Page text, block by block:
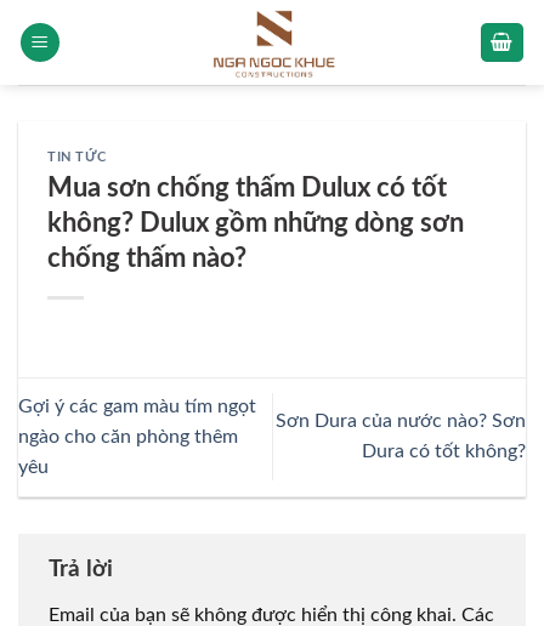
TIN TỨC
Mua sơn chống thấm Dulux có tốt
không? Dulux gồm những dòng sơn
chống thấm nào?
Gợi ý các gam màu tím ngọt
ngào cho căn phòng thêm
yêu
Sơn Dura của nước nào? Sơn
Dura có tốt không?
Trả lời
Email của bạn sẽ không được hiển thị công khai. Các